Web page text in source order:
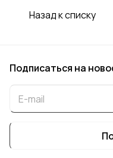
Назад к списку
Подписаться на